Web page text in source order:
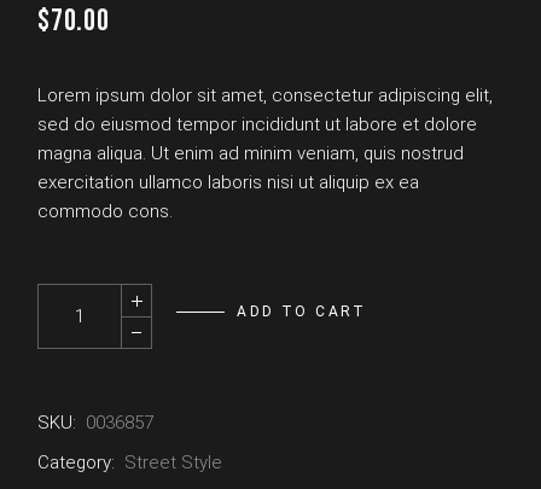
$70.00
Lorem ipsum dolor sit amet, consectetur adipiscing elit,
sed do eiusmod tempor incididunt ut labore et dolore
magna aliqua. Ut enim ad minim veniam, quis nostrud
exercitation ullamco laboris nisi ut aliquip ex ea
commodo cons.
Jeans quantity
ADD TO CART
SKU: 0036857
Category: Street Style